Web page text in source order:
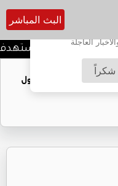
العاجلة
شكراً
البث المباشر
اعتداء إيرانيا استهدف
مكاسب مادية.. هل تحول